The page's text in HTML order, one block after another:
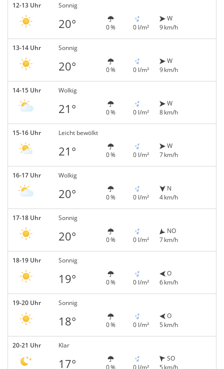
12-13 Uhr Sonnig
20° 0 % 0 l/m²
W
9 km/h
13-14 Uhr Sonnig
20° 0 % 0 l/m²
W
9 km/h
14-15 Uhr Wolkig
21° 0 % 0 l/m²
W
8 km/h
15-16 Uhr Leicht bewölkt
21° 0 % 0 l/m²
W
7 km/h
16-17 Uhr Wolkig
20° 0 % 0 l/m²
N
4 km/h
17-18 Uhr Sonnig
20° 0 % 0 l/m²
NO
7 km/h
18-19 Uhr Sonnig
19° 0 % 0 l/m²
O
6 km/h
19-20 Uhr Sonnig
18° 0 % 0 l/m²
O
5 km/h
20-21 Uhr Klar
17° 0 % 0 l/m²
SO
5 km/h